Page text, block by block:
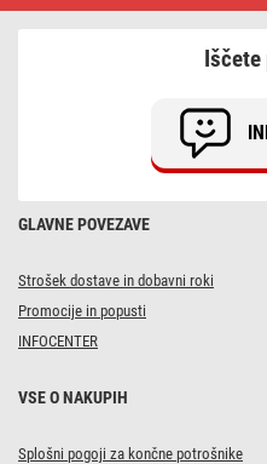
GLAVNE POVEZAVE
Strošek dostave in dobavni roki
Promocije in popusti
INFOCENTER
VSE O NAKUPIH
Splošni pogoji za končne potrošnike
Iščete